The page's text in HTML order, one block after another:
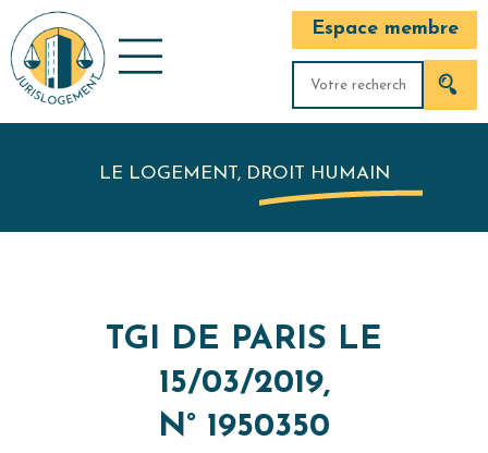
Espace membre
LE LOGEMENT, DROIT HUMAIN
TGI DE PARIS LE
15/03/2019,
N° 1950350